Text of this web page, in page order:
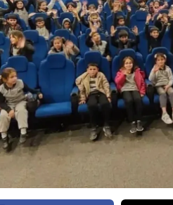
Bingöl
Bitlis
Bolu
Burdur
Bursa
Çankırı